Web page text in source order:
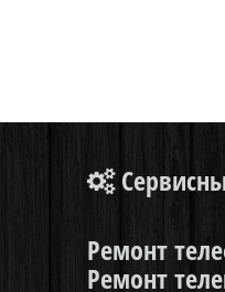
Ремонт
Ремонт